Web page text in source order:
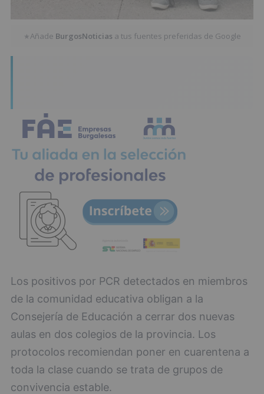
★Añade BurgosNoticias a tus fuentes preferidas de Google
Los positivos por PCR detectados en miembros
de la comunidad educativa obligan a la
Consejería de Educación a cerrar dos nuevas
aulas en dos colegios de la provincia. Los
protocolos recomiendan poner en cuarentena a
toda la clase cuando se trata de grupos de
convivencia estable.